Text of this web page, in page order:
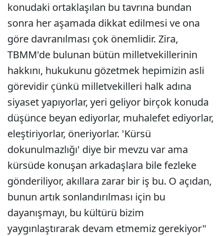
konudaki ortaklaşılan bu tavrına bundan
sonra her aşamada dikkat edilmesi ve ona
göre davranılması çok önemlidir. Zira,
TBMM'de bulunan bütün milletvekillerinin
hakkını, hukukunu gözetmek hepimizin asli
görevidir çünkü milletvekilleri halk adına
siyaset yapıyorlar, yeri geliyor birçok konuda
düşünce beyan ediyorlar, muhalefet ediyorlar,
eleştiriyorlar, öneriyorlar. 'Kürsü
dokunulmazlığı' diye bir mevzu var ama
kürsüde konuşan arkadaşlara bile fezleke
gönderiliyor, akıllara zarar bir iş bu. O açıdan,
bunun artık sonlandırılması için bu
dayanışmayı, bu kültürü bizim
yaygınlaştırarak devam etmemiz gerekiyor"